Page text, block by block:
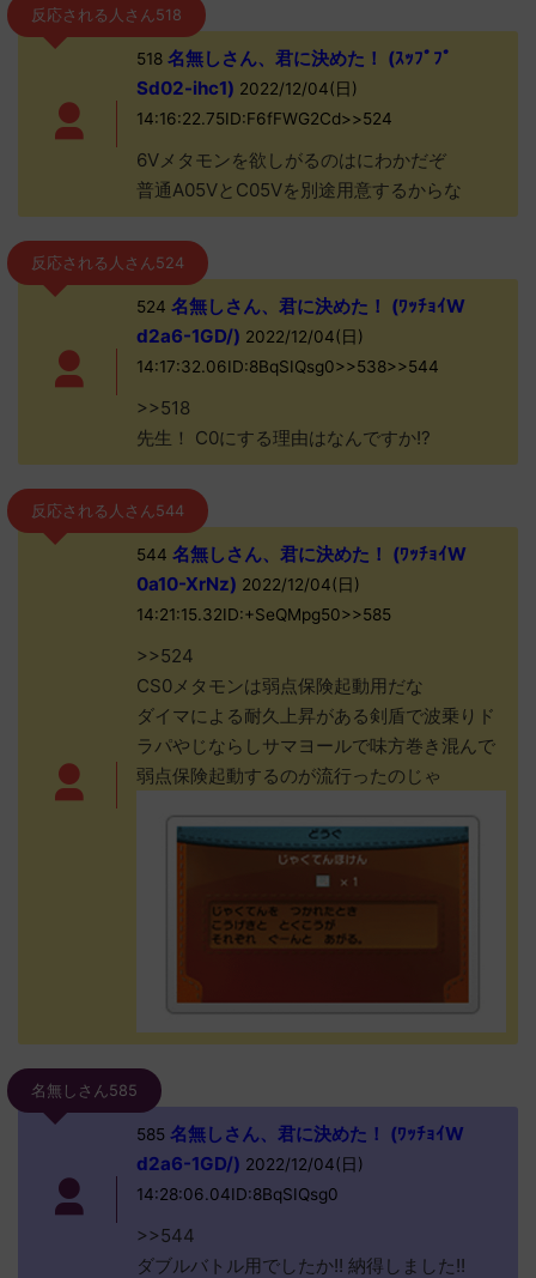
反応される人さん518
518名無しさん、君に決めた！ (ｽｯﾌﾟﾌﾟ
Sd02-ihc1) 2022/12/04(日)
14:16:22.75ID:F6fFWG2Cd>>524
6Vメタモンを欲しがるのはにわかだぞ
普通A05VとC05Vを別途用意するからな
反応される人さん524
524 名無しさん、君に決めた！ (ﾜｯﾁｮｲW
d2a6-1GD/) 2022/12/04(日)
14:17:32.06ID:8BqSIQsg0>>538>>544
>>518
先生！ C0にする理由はなんですか!?
反応される人さん544
544 名無しさん、君に決めた！ (ﾜｯﾁｮｲW
0a10-XrNz) 2022/12/04(日)
14:21:15.32ID:+SeQMpg50>>585
>>524
CS0メタモンは弱点保険起動用だな
ダイマによる耐久上昇がある剣盾で波乗りド
ラパやじならしサマヨールで味方巻き混んで
弱点保険起動するのが流行ったのじゃ
名無しさん585
585名無しさん、君に決めた！ (ﾜｯﾁｮｲW
d2a6-1GD/) 2022/12/04(日)
14:28:06.04ID:8BqSIQsg0
>>544
ダブルバトル用でしたか!! 納得しました!!